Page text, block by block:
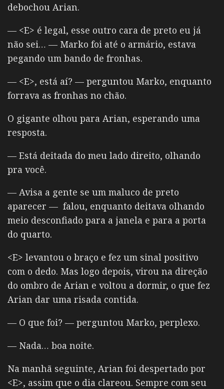
debochou Arian.
— <E> é legal, esse outro cara de preto eu já
não sei… — Marko foi até o armário, estava
pegando um bando de fronhas.
— <E>, está aí? — perguntou Marko, enquanto
forrava as fronhas no chão.
O gigante olhou para Arian, esperando uma
resposta.
— Está deitada do meu lado direito, olhando
pra você.
— Avisa a gente se um maluco de preto
aparecer — falou, enquanto deitava olhando
meio desconfiado para a janela e para a porta
do quarto.
<E> levantou o braço e fez um sinal positivo
com o dedo. Mas logo depois, virou na direção
do ombro de Arian e voltou a dormir, o que fez
Arian dar uma risada contida.
— O que foi? — perguntou Marko, perplexo.
— Nada… boa noite.
Na manhã seguinte, Arian foi despertado por
<E>, assim que o dia clareou. Sempre com seu